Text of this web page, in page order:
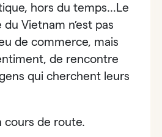
hors du temps…Le
Vietnam n’est pas
de commerce, mais
de rencontre
qui cherchent leurs
cours de route.